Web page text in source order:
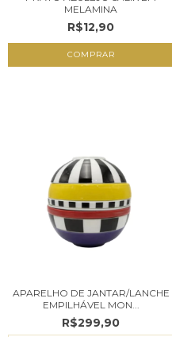
MELAMINA
R$12,90
COMPRAR
APARELHO DE JANTAR/LANCHE
EMPILHÁVEL MON...
R$299,90